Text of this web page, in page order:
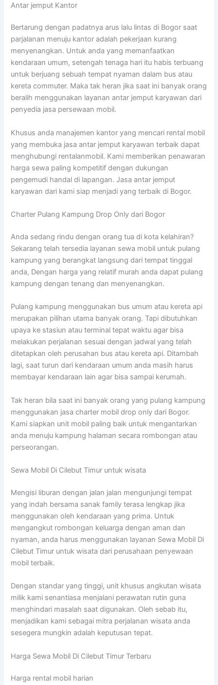
Antar jemput Kantor
Bertarung dengan padatnya arus lalu lintas di Bogor saat
parjalanan menuju kantor adalah pekerjaan kurang
menyenangkan. Untuk anda yang memanfaatkan
kendaraan umum, setengah tenaga hari itu habis terbuang
untuk berjuang sebuah tempat nyaman dalam bus atau
kereta commuter. Maka tak heran jika saat ini banyak orang
beralih menggunakan layanan antar jemput karyawan dari
penyedia jasa persewaan mobil.
Khusus anda manajemen kantor yang mencari rental mobil
yang membuka jasa antar jemput karyawan terbaik dapat
menghubungi rentalanmobil. Kami memberikan penawaran
harga sewa paling kompetitif dengan dukungan
pengemudi handal di lapangan. Jasa antar jemput
karyawan dari kami siap menjadi yang terbaik di Bogor.
Charter Pulang Kampung Drop Only dari Bogor
Anda sedang rindu dengan orang tua di kota kelahiran?
Sekarang telah tersedia layanan sewa mobil untuk pulang
kampung yang berangkat langsung dari tempat tinggal
anda, Dengan harga yang relatif murah anda dapat pulang
kampung dengan tenang dan menyenangkan.
Pulang kampung menggunakan bus umum atau kereta api
merupakan pilihan utama banyak orang. Tapi dibutuhkan
upaya ke stasiun atau terminal tepat waktu agar bisa
melakukan perjalanan sesuai dengan jadwal yang telah
ditetapkan oleh perusahan bus atau kereta api. Ditambah
lagi, saat turun dari kendaraan umum anda masih harus
membayar kendaraan lain agar bisa sampai kerumah.
Tak heran bila saat ini banyak orang yang pulang kampung
menggunakan jasa charter mobil drop only dari Bogor.
Kami siapkan unit mobil paling baik untuk mengantarkan
anda menuju kampung halaman secara rombongan atau
perseorangan.
Sewa Mobil Di Cilebut Timur untuk wisata
Mengisi liburan dengan jalan jalan mengunjungi tempat
yang indah bersama sanak family terasa lengkap jika
menggunakan oleh kendaraan yang prima. Untuk
mengangkut rombongan keluarga dengan aman dan
nyaman, anda harus menggunakan layanan Sewa Mobil Di
Cilebut Timur untuk wisata dari perusahaan penyewaan
mobil terbaik.
Dengan standar yang tinggi, unit khusus angkutan wisata
milik kami senantiasa menjalani perawatan rutin guna
menghindari masalah saat digunakan. Oleh sebab itu,
menjadikan kami sebagai mitra perjalanan wisata anda
sesegera mungkin adalah keputusan tepat.
Harga Sewa Mobil Di Cilebut Timur Terbaru
Harga rental mobil harian